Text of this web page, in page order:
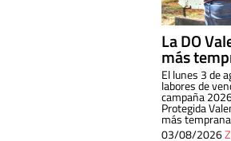
La DO
más
El lunes 3 de
labores de
campaña
Protegida
más
03/08/2026